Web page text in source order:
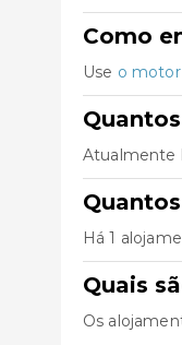
Como
Use o
Atualmente
Há 1
Quais
Os